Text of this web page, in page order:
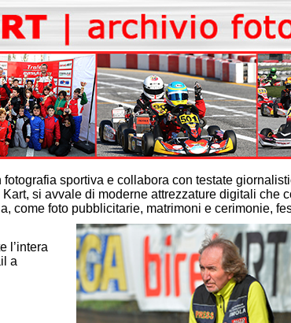
sportiva e collabora con testate
si avvale di moderne attrezzature digitali che
come foto pubblicitarie, matrimoni e cerimonie,
l’intera
a